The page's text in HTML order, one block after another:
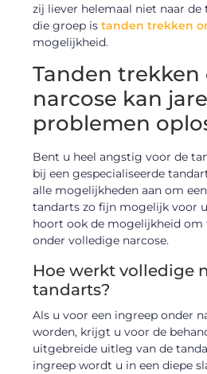
zij liever helemaal niet naar de
die groep istanden trekken
mogelijkheid.
Tanden trekken
narcose kan
problemen
Bent u heel angstig voor de
bij een gespecialiseerde
alle mogelijkheden aan om
tandarts zo fijn mogelijk voor
hoort ook de mogelijkheid om
onder volledige narcose.
Hoe werkt volledige
tandarts?
Als u voor een ingreep onder
worden, krijgt u voor de
uitgebreide uitleg van de
ingreep wordt u in een diepe